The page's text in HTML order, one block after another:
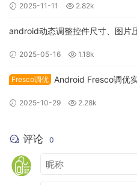
2025-11-11 2.82k
android动态调整控件尺寸、图片
2025-05-16 1.18k
Fresco调优 Android Fresco调优
2025-10-29 2.28k
评论 0